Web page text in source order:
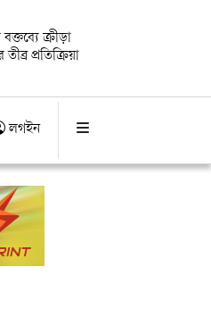
ক্রীড়া
তীব্র প্রতিক্রিয়া
লগইন